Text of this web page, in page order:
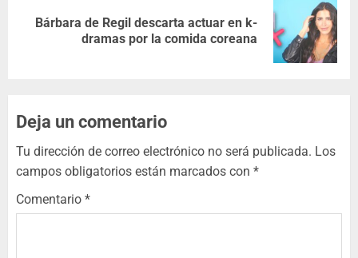
Bárbara de Regil descarta actuar en k-
dramas por la comida coreana
Deja un comentario
Tu dirección de correo electrónico no será publicada. Los
campos obligatorios están marcados con *
Comentario *